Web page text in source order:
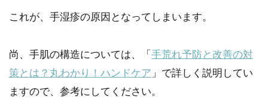
これが、手湿疹の原因となってしまいます。
尚、手肌の構造については、「 手荒れ予防と改善の対
策とは？丸わかり！ハンドケア 」で詳しく説明してい
ますので、参考にしてください。